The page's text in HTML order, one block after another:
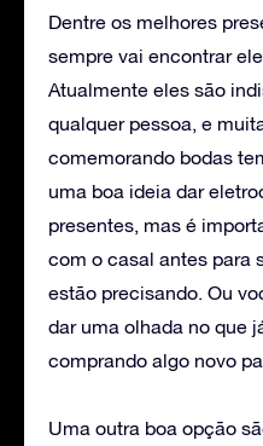
Dentre os melhores
sempre vai encontrar
Atualmente eles são
qualquer pessoa, e
comemorando bodas
uma boa ideia dar
presentes, mas é
com o casal antes para
estão precisando. Ou
dar uma olhada no que
comprando algo novo
Uma outra boa opção